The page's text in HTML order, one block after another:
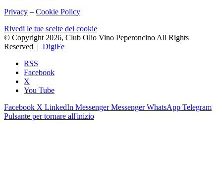
Privacy – Cookie Policy
Rivedi le tue scelte dei cookie
© Copyright 2026, Club Olio Vino Peperoncino All Rights
Reserved | DigiFe
RSS
Facebook
X
You Tube
Facebook X LinkedIn Messenger Messenger WhatsApp Telegram
Pulsante per tornare all'inizio